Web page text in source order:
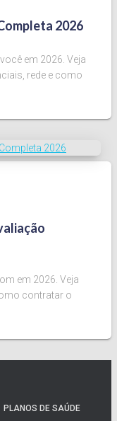
2026
em 2026. Veja
rede e como
em 2026. Veja
contratar o
PLANOS DE SAÚDE